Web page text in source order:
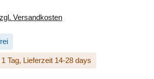
Versandkosten
Tag, Lieferzeit 14-28 days